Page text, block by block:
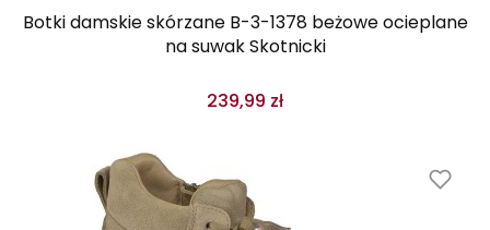
Botki damskie skórzane B-3-1378 beżowe ocieplane
na suwak Skotnicki
239,99 zł